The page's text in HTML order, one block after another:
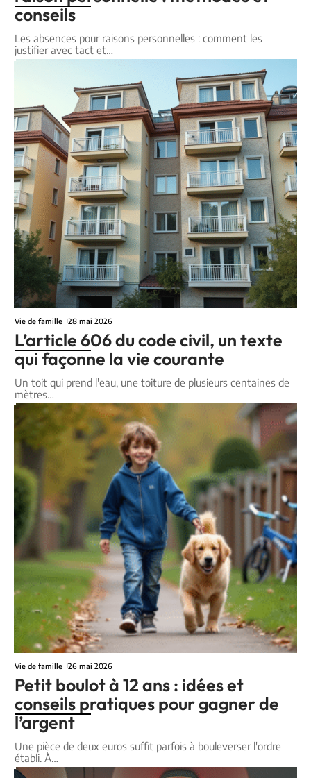
conseils
Les absences pour raisons personnelles : comment les
justifier avec tact et…
Vie de famille 28 mai 2026
L’article 606 du code civil, un texte
qui façonne la vie courante
Un toit qui prend l'eau, une toiture de plusieurs centaines de
mètres…
Vie de famille 26 mai 2026
Petit boulot à 12 ans : idées et
conseils pratiques pour gagner de
l’argent
Une pièce de deux euros suffit parfois à bouleverser l'ordre
établi. À